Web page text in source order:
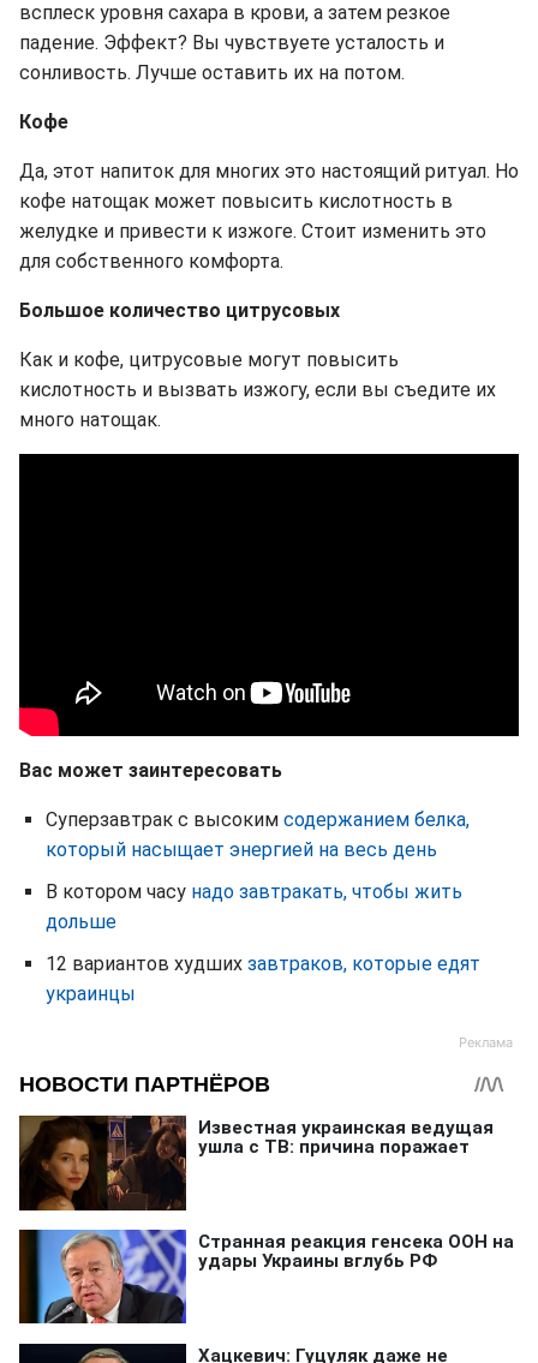
всплеск уровня сахара в крови, а затем резкое
падение. Эффект? Вы чувствуете усталость и
сонливость. Лучше оставить их на потом.
Кофе
Да, этот напиток для многих это настоящий ритуал. Но
кофе натощак может повысить кислотность в
желудке и привести к изжоге. Стоит изменить это
для собственного комфорта.
Большое количество цитрусовых
Как и кофе, цитрусовые могут повысить
кислотность и вызвать изжогу, если вы съедите их
много натощак.
Вас может заинтересовать
Суперзавтрак с высоким содержанием белка,
который насыщает энергией на весь день
В котором часу надо завтракать, чтобы жить
дольше
12 вариантов худших завтраков, которые едят
украинцы